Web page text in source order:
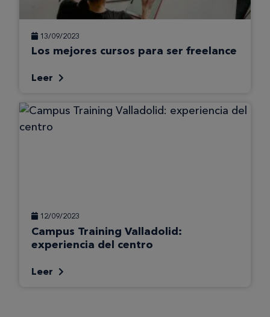
13/09/2023
Los mejores cursos para ser freelance
Leer
12/09/2023
Campus Training Valladolid:
experiencia del centro
Leer